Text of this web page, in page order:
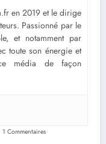
en 2019 et le dirige
Passionné par le
et notamment par
toute son énergie et
média de façon
1 Commentaires